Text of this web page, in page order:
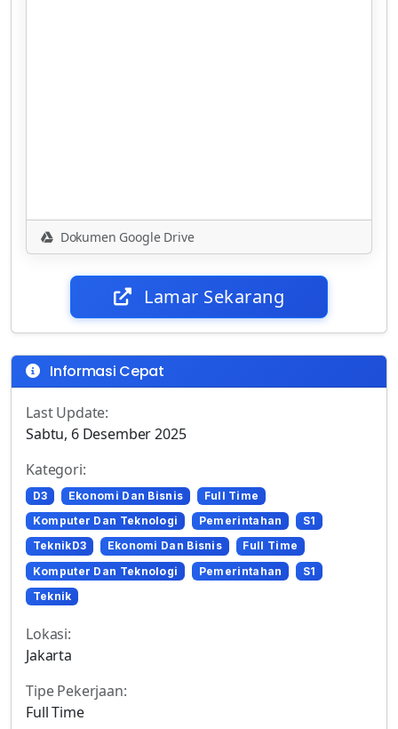
Dokumen Google Drive
Lamar Sekarang
Informasi Cepat
Last Update:
Sabtu, 6 Desember 2025
Kategori:
D3 Ekonomi Dan Bisnis
Full Time
Komputer Dan Teknologi
Pemerintahan
S1
TeknikD3
Ekonomi Dan Bisnis
Full Time
Komputer Dan Teknologi
Pemerintahan
S1
Teknik
Lokasi:
Jakarta
Tipe Pekerjaan:
Full Time